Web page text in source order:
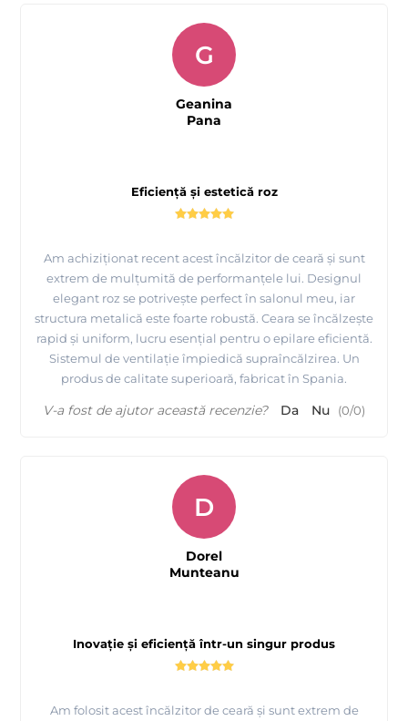
Eficiență și estetică roz
Am achiziționat recent acest încălzitor de ceară și sunt
extrem de mulțumită de performanțele lui. Designul
elegant roz se potrivește perfect în salonul meu, iar
structura metalică este foarte robustă. Ceara se încălzește
rapid și uniform, lucru esențial pentru o epilare eficientă.
Sistemul de ventilație împiedică supraîncălzirea. Un
produs de calitate superioară, fabricat în Spania.
G
Geanina
Pana
V-a fost de ajutor această recenzie? Da Nu (0/0)
Inovație și eficiență într-un singur produs
Am folosit acest încălzitor de ceară și sunt extrem de
D
Dorel
Munteanu